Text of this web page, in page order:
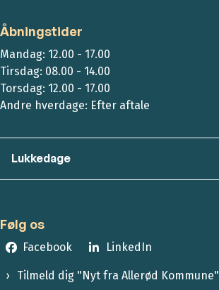
Åbningstider
Mandag: 12.00 - 17.00
Tirsdag: 08.00 - 14.00
Torsdag: 12.00 - 17.00
Andre hverdage: Efter aftale
Lukkedage
Følg os
Facebook LinkedIn
Tilmeld dig "Nyt fra Allerød Kommune"